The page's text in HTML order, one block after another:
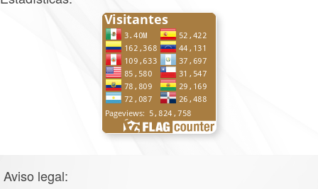
Aviso legal: